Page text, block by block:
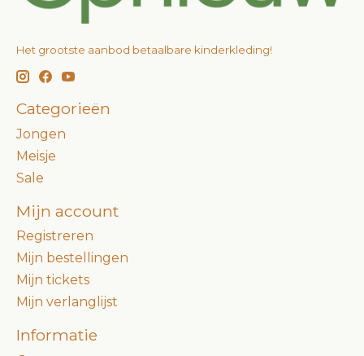
Het grootste aanbod betaalbare kinderkleding!
Categorieën
Jongen
Meisje
Sale
Mijn account
Registreren
Mijn bestellingen
Mijn tickets
Mijn verlanglijst
Informatie